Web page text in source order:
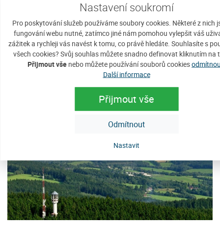
Nastavení soukromí
Pro poskytování služeb používáme soubory cookies. Některé z nich
fungování webu nutné, zatímco jiné nám pomohou vylepšit váš
zážitek a rychleji vás navést k tomu, co právě hledáte. Souhlasíte s
všech cookies? Svůj souhlas můžete snadno definovat kliknutím na
Přijmout vše nebo můžete používání souborů cookies
Další informace
Přijmout vše
Odmítnout
Nastavit
Přírodní památka Podhájí
Mladíkov
Podhájí - údolí Mladíkovského potoka
je maloplošné chráněné území. Kromě
potoka s četnými meandry tvoří...